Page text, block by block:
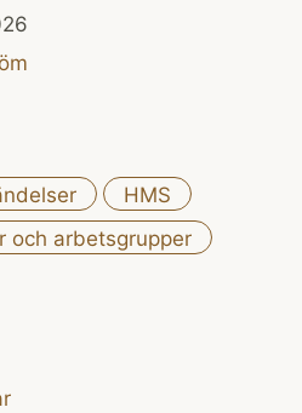
HMS
och arbetsgrupper